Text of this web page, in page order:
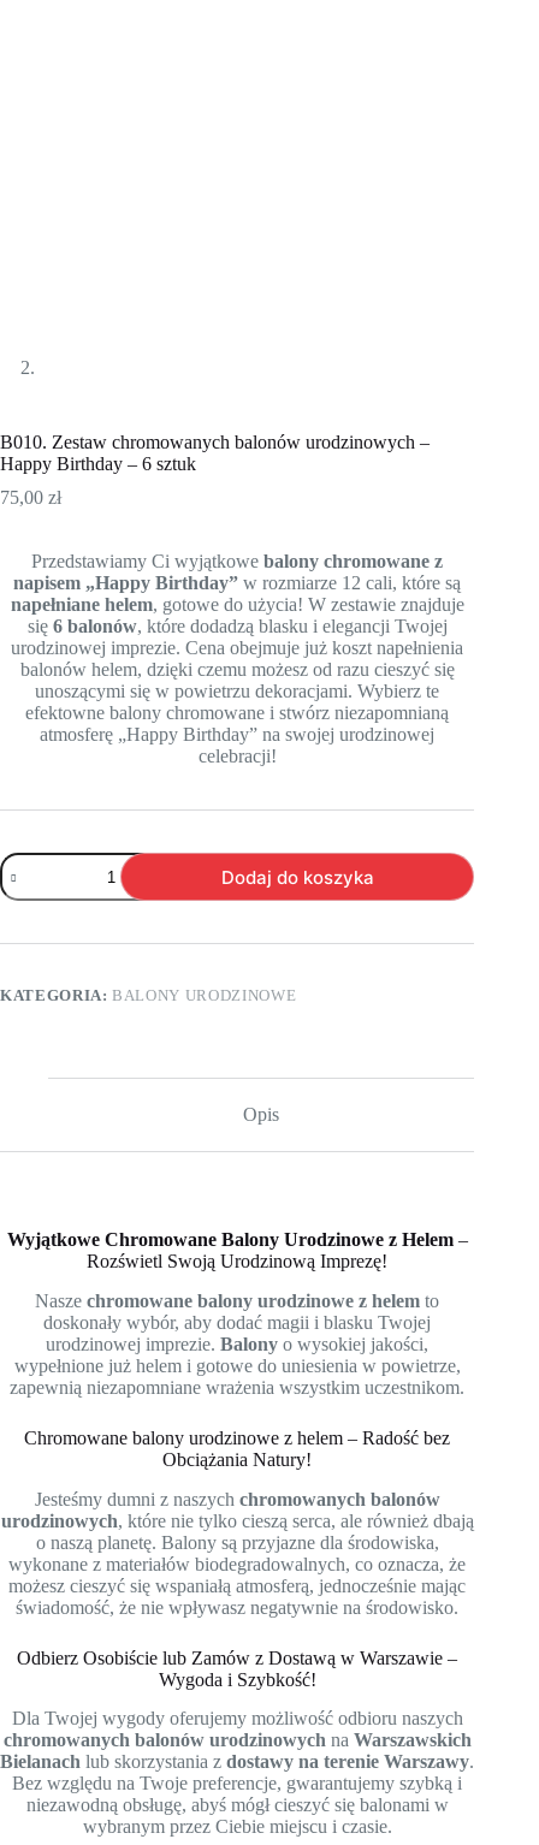
B010. Zestaw chromowanych balonów urodzinowych –
Happy Birthday – 6 sztuk
75,00 zł
Przedstawiamy Ci wyjątkowebalony chromowane z
napisem „Happy Birthday” w rozmiarze 12 cali, które są
napełniane helem, gotowe do użycia! W zestawie znajduje
się 6 balonów, które dodadzą blasku i elegancji Twojej
urodzinowej imprezie. Cena obejmuje już koszt napełnienia
balonów helem, dzięki czemu możesz od razu cieszyć się
unoszącymi się w powietrzu dekoracjami. Wybierz te
efektowne balony chromowane i stwórz niezapomnianą
atmosferę „Happy Birthday” na swojej urodzinowej
celebracji!
ilość
B010.
Zestaw
balonów
Happy
Dodaj do koszyka
KATEGORIA:BALONY URODZINOWE
Opis
Wyjątkowe Chromowane Balony Urodzinowe z Helem–
Rozświetl Swoją Urodzinową Imprezę!
Naszechromowane balony urodzinowe z helem to
doskonały wybór, aby dodać magii i blasku Twojej
urodzinowej imprezie.Balony o wysokiej jakości,
wypełnione już helem i gotowe do uniesienia w powietrze,
zapewnią niezapomniane wrażenia wszystkim uczestnikom.
Chromowane balony urodzinowe z helem – Radość bez
Obciążania Natury!
Jesteśmy dumni z naszych chromowanych balonów
urodzinowych, które nie tylko cieszą serca, ale również dbają
o naszą planetę. Balony są przyjazne dla środowiska,
wykonane z materiałów biodegradowalnych, co oznacza, że
możesz cieszyć się wspaniałą atmosferą, jednocześnie mając
świadomość, że nie wpływasz negatywnie na środowisko.
Odbierz Osobiście lub Zamów z Dostawą w Warszawie –
Wygoda i Szybkość!
Dla Twojej wygody oferujemy możliwość odbioru naszych
chromowanych balonów urodzinowych na Warszawskich
Bielanach lub skorzystania zdostawy na terenie Warszawy.
Bez względu na Twoje preferencje, gwarantujemy szybką i
niezawodną obsługę, abyś mógł cieszyć się balonami w
wybranym przez Ciebie miejscu i czasie.